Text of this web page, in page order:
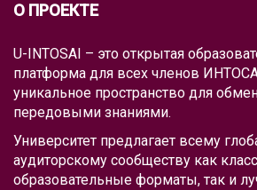
О ПРОЕКТЕ
U-INTOSAI – это открытая
платформа для всех членов
уникальное пространство для
передовыми знаниями.
Университет предлагает всему
аудиторскому сообществу как
образовательные форматы, так и